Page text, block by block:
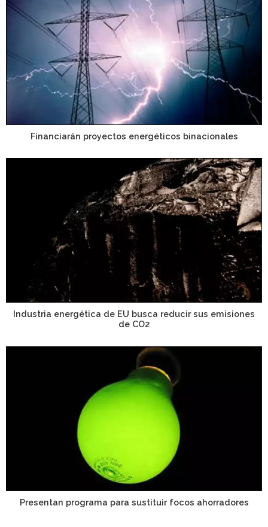
Financiarán proyectos energéticos binacionales
Industria energética de EU busca reducir sus emisiones
de CO2
Presentan programa para sustituir focos ahorradores